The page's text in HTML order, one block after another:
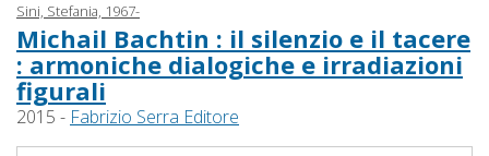
Sini, Stefania, 1967-
Michail Bachtin : il silenzio e il tacere
: armoniche dialogiche e irradiazioni
figurali
2015 - Fabrizio Serra Editore